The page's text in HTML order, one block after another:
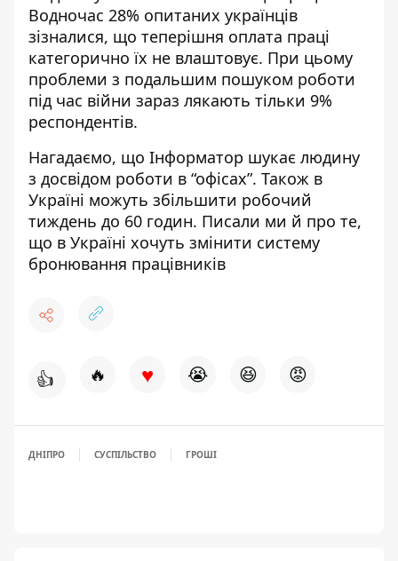
Водночас 28% опитаних українців
зізналися, що теперішня оплата праці
категорично їх не влаштовує. При цьому
проблеми з подальшим пошуком роботи
під час війни зараз лякають тільки 9%
респондентів.
Нагадаємо, що Інформатор шукає людину
з досвідом роботи в “офісах”. Також в
Україні можуть збільшити робочий
тиждень до 60 годин. Писали ми й про те,
що в Україні хочуть змінити систему
бронювання працівників
👍 🔥 ♥ 😭 😆 😡
ДНІПРО СУСПІЛЬСТВО ГРОШІ